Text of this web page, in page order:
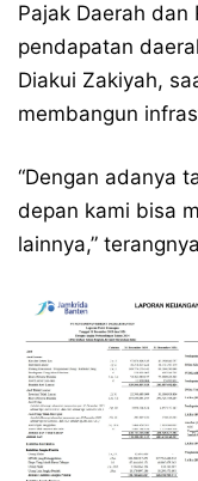
Pajak Daerah dan
pendapatan
Diakui Zakiyah,
membangun
“Dengan adanya
depan kami bisa
lainnya,”